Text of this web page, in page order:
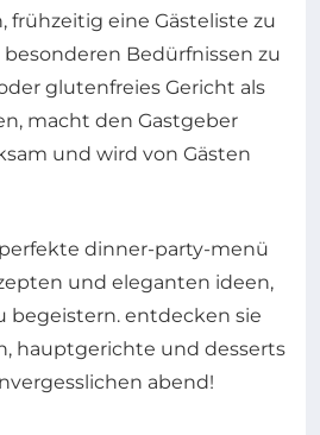
frühzeitig eine Gästeliste zu
Bedürfnissen zu
glutenfreies Gericht als
macht den Gastgeber
und wird von Gästen